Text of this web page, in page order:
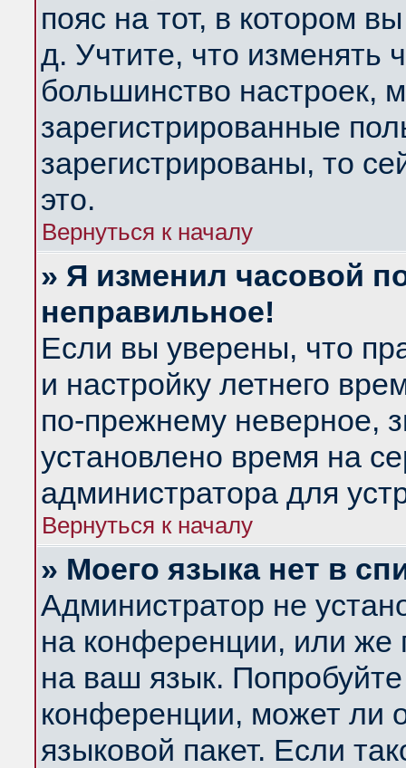
пояс на тот, в котором
д. Учтите, что изменять
большинство настроек,
зарегистрированные
зарегистрированы, то
это.
Вернуться к началу
» Я изменил часовой
неправильное!
Если вы уверены, что
и настройку летнего
по-прежнему неверное,
установлено время на
администратора для
Вернуться к началу
» Моего языка нет в
Администратор не
на конференции, или же
на ваш язык.
конференции, может ли
языковой пакет. Если